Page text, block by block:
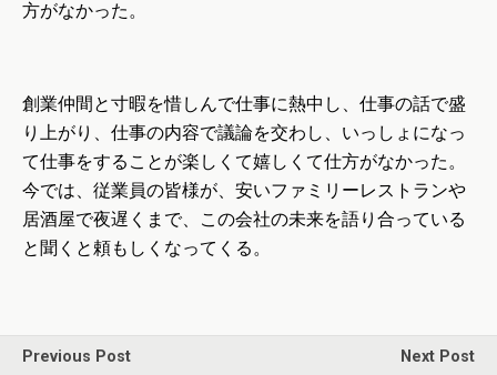
方がなかった。
創業仲間と寸暇を惜しんで仕事に熱中し、仕事の話で盛
り上がり、仕事の内容で議論を交わし、いっしょになっ
て仕事をすることが楽しくて嬉しくて仕方がなかった。
今では、従業員の皆様が、安いファミリーレストランや
居酒屋で夜遅くまで、この会社の未来を語り合っている
と聞くと頼もしくなってくる。
Previous Post
Next Post